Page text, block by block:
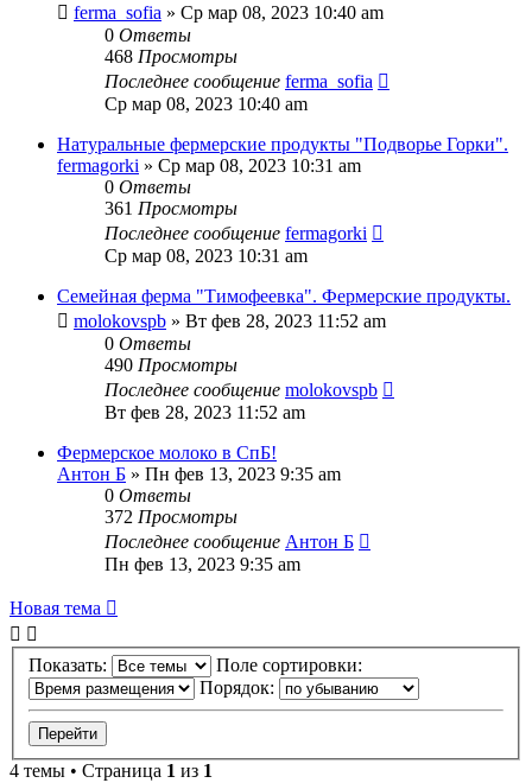
ferma_sofia » Ср мар 08, 2023 10:40 am
0 Ответы
468 Просмотры
Последнее сообщение ferma_sofia
Ср мар 08, 2023 10:40 am
Натуральные фермерские продукты "Подворье Горки".
fermagorki » Ср мар 08, 2023 10:31 am
0 Ответы
361 Просмотры
Последнее сообщение fermagorki
Ср мар 08, 2023 10:31 am
Семейная ферма "Тимофеевка". Фермерские продукты.
molokovspb » Вт фев 28, 2023 11:52 am
0 Ответы
490 Просмотры
Последнее сообщение molokovspb
Вт фев 28, 2023 11:52 am
Фермерское молоко в СпБ!
Антон Б » Пн фев 13, 2023 9:35 am
0 Ответы
372 Просмотры
Последнее сообщение Антон Б
Пн фев 13, 2023 9:35 am
Новая тема
Показать:
Поле сортировки:
Порядок:
4 темы • Страница 1 из 1